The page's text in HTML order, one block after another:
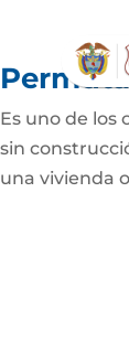
Es uno de los
sin
una vivienda